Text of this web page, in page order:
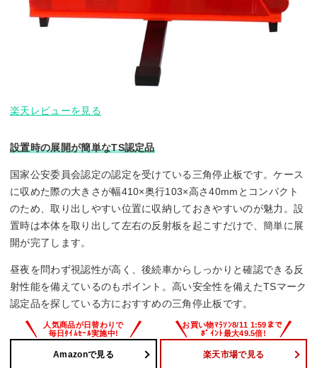
楽天レビューを見る
設置時の展開が簡単なTS認定品
国家公安委員会認定の認定を受けている三角停止板です。ケース
に収めた際の大きさが幅410×奥行103×高さ40mmとコンパクト
のため、取り出しやすい位置に収納しておきやすいのが魅力。設
置時は本体を取り出して左右の反射板を起こすだけで、簡単に展
開が完了します。
昼夜を問わず視認性が高く、後続車からしっかりと確認できる反
射性能を備えているのもポイント。高い安全性を備えたTSマーク
認定品を探している方におすすめの三角停止板です。
Amazonで見る 楽天市場で見る